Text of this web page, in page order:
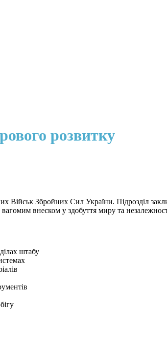
розвитку
Військ Збройних Сил України. Підрозділ
внеском у здобуття миру та
штабу